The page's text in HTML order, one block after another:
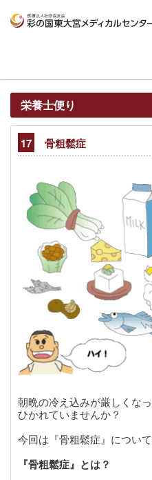
メディカルセンター
栄養士便り
17 骨粗鬆症
朝晩の冷え込みが厳しくな
ひかれていませんか？
今回は『骨粗鬆症』につい
『骨粗鬆症』とは？